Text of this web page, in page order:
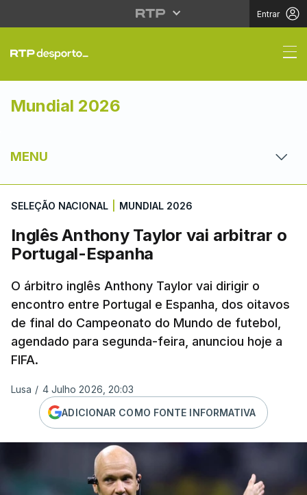
Entrar
Inglês Anthony
Mundial 2026
MENU
SELEÇÃO NACIONAL MUNDIAL 2026
Inglês Anthony Taylor vai arbitrar o
Portugal-Espanha
O árbitro inglês Anthony Taylor vai dirigir o
encontro entre Portugal e Espanha, dos oitavos
de final do Campeonato do Mundo de futebol,
agendado para segunda-feira, anunciou hoje a
FIFA.
Lusa / 4 Julho 2026, 20:03
ADICIONAR COMO FONTE INFORMATIVA